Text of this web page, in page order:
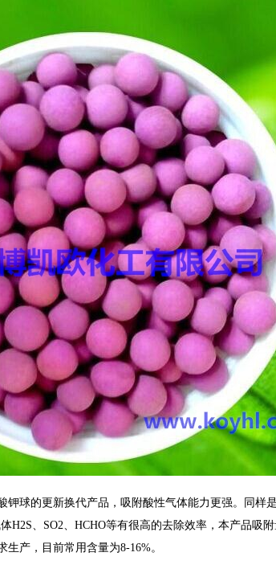
钾球的更新换代产品，吸附酸性气体能力更强。同样
H2S、SO2、HCHO等有很高的去除效率，本产品吸
生产，目前常用含量为8-16%。